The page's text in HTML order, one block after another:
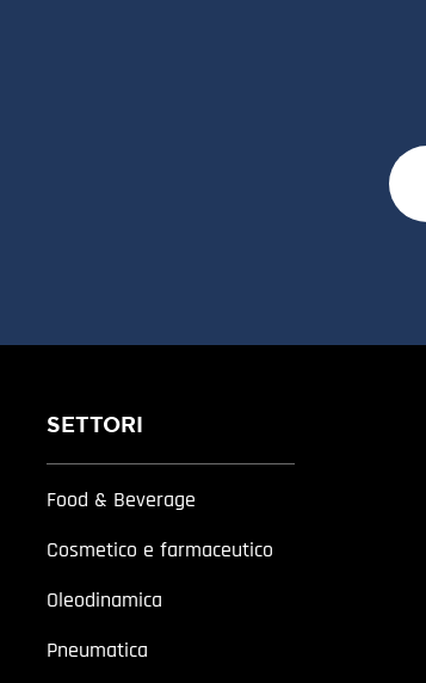
SETTORI
Food & Beverage
Cosmetico e farmaceutico
Oleodinamica
Pneumatica